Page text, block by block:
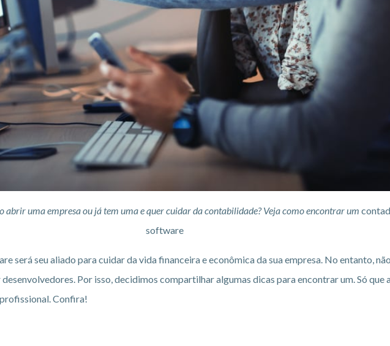
abrir uma empresa ou já tem uma e quer cuidar da contabilidade? Veja como encontrar um
software
será seu aliado para cuidar da vida financeira e econômica da sua empresa. No entanto,
Por isso, decidimos compartilhar algumas dicas para encontrar um. Só que
Confira!